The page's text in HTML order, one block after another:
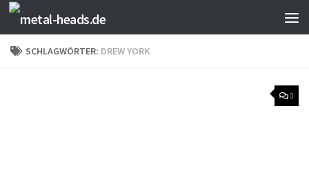
Zum Inhalt springen
SCHLAGWÖRTER: DREW YORK
0